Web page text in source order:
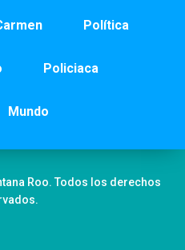
Política
Policiaca
Mundo
Roo. Todos los derechos